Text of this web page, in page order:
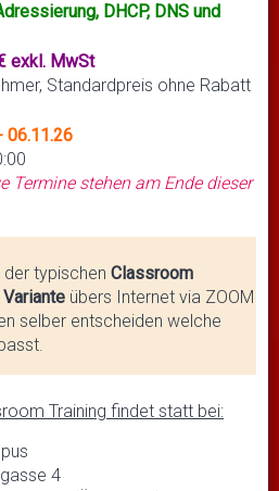
DHCP, DNS und
exkl. MwSt
Standardpreis ohne Rabatt
06.11.26
Termine stehen am Ende dieser
der typischen Classroom
Variante übers Internet via ZOOM
selber entscheiden welche
Training findet statt bei:
4